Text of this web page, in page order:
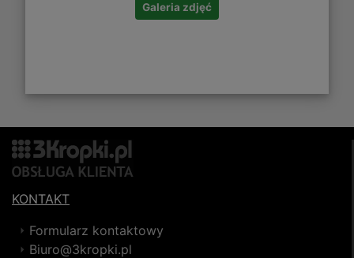
Galeria zdjęć
KONTAKT
Formularz kontaktowy
Biuro@3kropki.pl